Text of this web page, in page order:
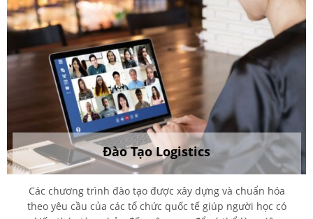
Đào Tạo Logistics
Các chương trình đào tạo được xây dựng và chuẩn hóa
theo yêu cầu của các tổ chức quốc tế giúp người học có